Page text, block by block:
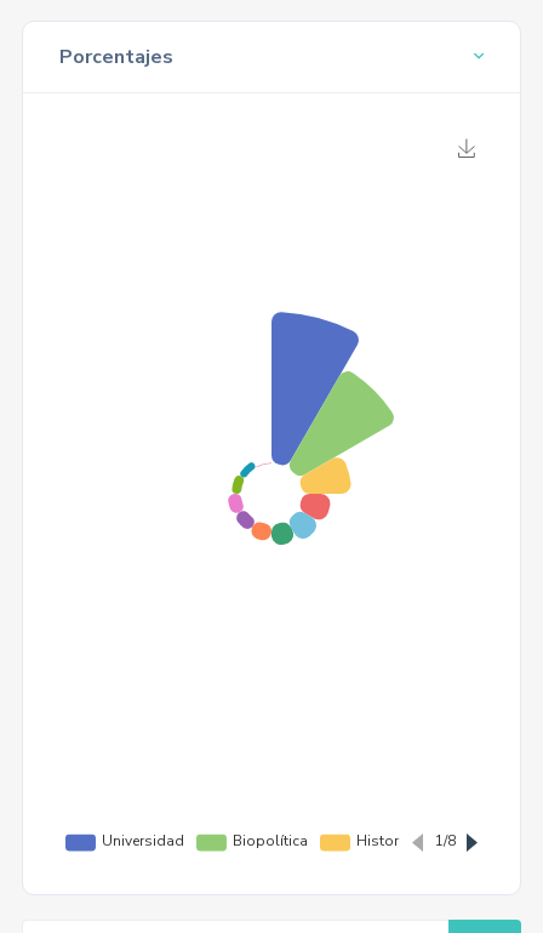
Porcentajes